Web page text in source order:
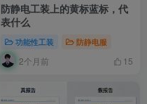
防静电工装上的黄标蓝标，代
表什么
功能性工装 防静电服
2个月前 15